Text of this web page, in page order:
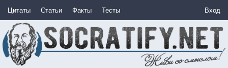
Цитаты Статьи Факты Тесты Вход